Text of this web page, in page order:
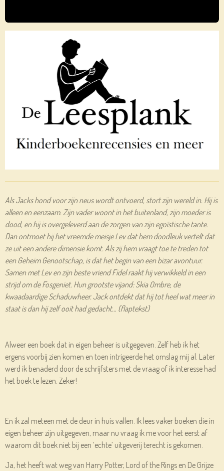
Als Jacks hond voor zijn neus wordt ontvoerd, stort zijn wereld in. Hij is
alleen en eenzaam. Zijn vader woont in het buitenland, zijn moeder is
dood, en hij is overgeleverd aan de zorgen van zijn egoïstische tante.
Dan ontmoet hij het vreemde meisje Lev dat hem doodleuk vertelt dat
ze uit een andere dimensie komt. Als zij hem vraagt toe te treden tot
een Geheim Genootschap, is dat het begin van een bizar avontuur.
Samen met Lev en zijn beste vriend Fidel raakt hij verwikkeld in een
strijd om de Fosgeniet. Hun grootste vijand: Skia Ombre, de
kwaadaardige Schaduwheer. Jack ontdekt dat hij tot heel wat meer in
staat is dan hij zelf ooit had gedacht… (flaptekst)
Alweer een boek dat in eigen beheer is uitgegeven. Zelf heb ik het
ergens voorbij zien komen en toen intrigeerde het omslag mij al. Later
werd ik benaderd door de schrijfsters met de vraag of ik interesse had
het boek te lezen. Zeker!
En ik zal meteen met de deur in huis vallen. Ik lees vaker boeken die in
eigen beheer zijn uitgegeven, maar nu vraag ik me voor het eerst af
waarom dit boek niet bij een ‘echte’ uitgeverij terecht is gekomen.
Ja, het heeft wat weg van Harry Potter, Lord of the Rings en De Grijze